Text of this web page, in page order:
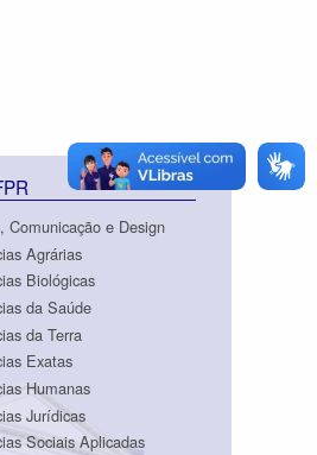
Comunicação e Design
Agrárias
Biológicas
da Saúde
da Terra
Exatas
Humanas
Jurídicas
Sociais Aplicadas